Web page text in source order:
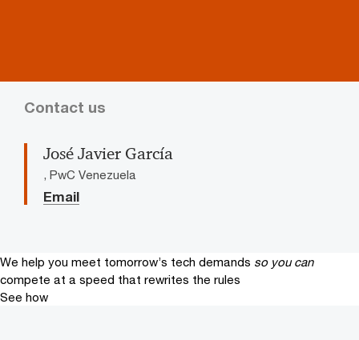
Contact us
José Javier García
, PwC Venezuela
Email
We help you meet tomorrow’s tech demands so you can
compete at a speed that rewrites the rules
See how